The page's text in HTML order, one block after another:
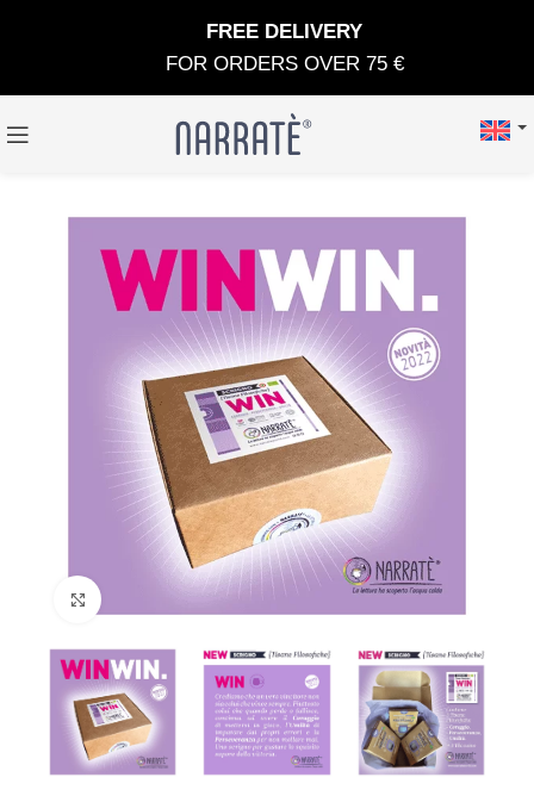
Click to enlarge
FREE DELIVERY
FOR ORDERS OVER 75 €